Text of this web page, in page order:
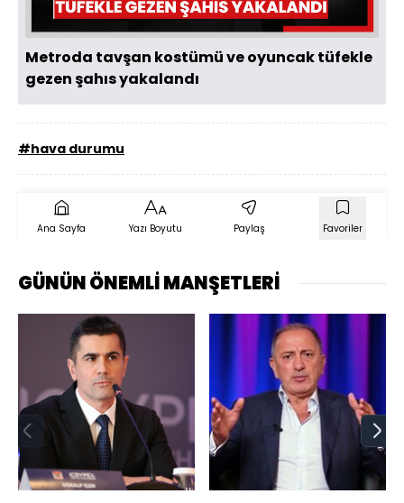
Metroda tavşan kostümü ve oyuncak tüfekle
gezen şahıs yakalandı
#hava durumu
Ana Sayfa Yazı Boyutu Paylaş Favoriler
GÜNÜN ÖNEMLİ MANŞETLERİ